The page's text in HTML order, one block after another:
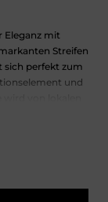
Eleganz mit
Streifen
sich perfekt zum
und
Unikat. Mit